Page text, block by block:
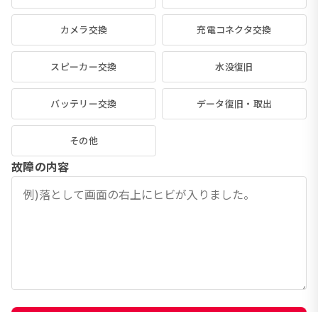
カメラ交換 充電コネクタ交換
スピーカー交換 水没復旧
バッテリー交換 データ復旧・取出
その他
故障の内容